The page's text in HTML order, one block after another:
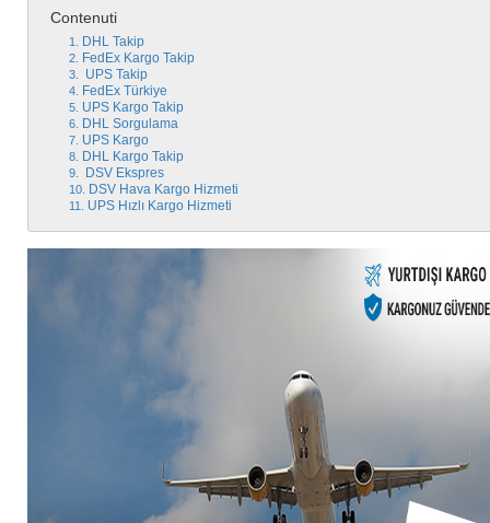
Contenuti
DHL Takip
FedEx Kargo Takip
UPS Takip
FedEx Türkiye
UPS Kargo Takip
DHL Sorgulama
UPS Kargo
DHL Kargo Takip
DSV Ekspres
DSV Hava Kargo Hizmeti
UPS Hızlı Kargo Hizmeti